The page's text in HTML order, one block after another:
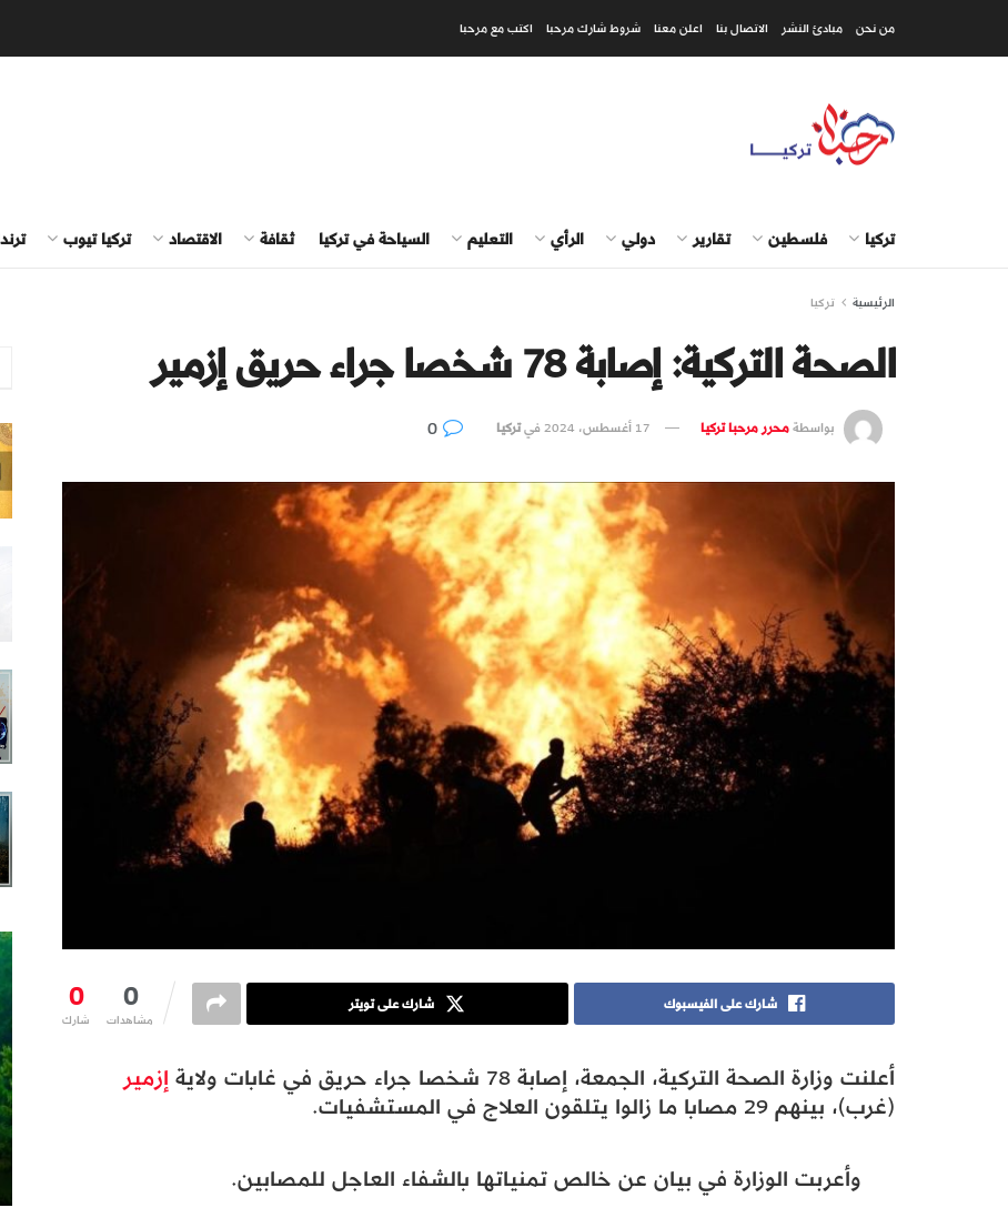
من نحن مبادئ النشر الاتصال بنا اعلن معنا شروط شارك مرحبا اكتب مع مرحبا
تركيا فلسطين تقارير دولي الرأي التعليم السياحة في تركيا ثقافة الاقتصاد تركيا تيوب
الرئيسية تركيا
الصحة التركية: إصابة 78 شخصا جراء حريق إزمير
بواسطةمحرر مرحبا تركيا 17 أغسطس، 2024 فيتركيا
0
شارك 0
مشاهدات
شارك على الفيسبوك شارك على تويتر
أعلنت وزارة الصحة التركية، الجمعة، إصابة 78 شخصا جراء حريق في غابات ولاية إزمير
(غرب)، بينهم 29 مصابا ما زالوا يتلقون العلاج في المستشفيات.
وأعربت الوزارة في بيان عن خالص تمنياتها بالشفاء العاجل للمصابين.